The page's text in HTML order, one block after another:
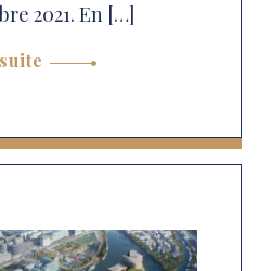
2021. En […]